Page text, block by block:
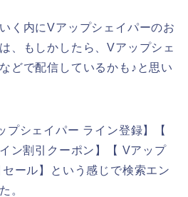
く内にVアップシェイパーのお
、もしかしたら、Vアップシェ
どで配信しているかも♪と思い
プシェイパー ライン登録】【
ン割引クーポン】【 Vアップ
ール】という感じで検索エン
。